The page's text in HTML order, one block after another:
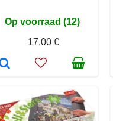
Op voorraad (12)
17,00 €